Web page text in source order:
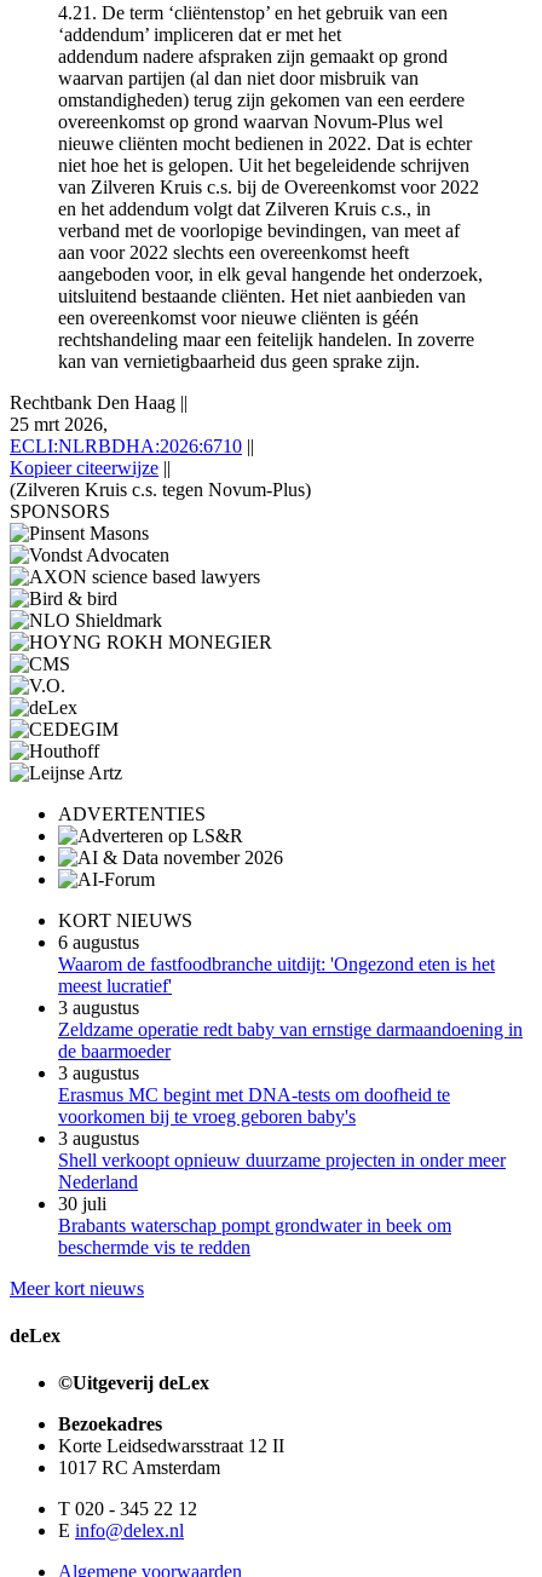
4.21. De term ‘cliëntenstop’ en het gebruik van een
‘addendum’ impliceren dat er met het
addendum nadere afspraken zijn gemaakt op grond
waarvan partijen (al dan niet door misbruik van
omstandigheden) terug zijn gekomen van een eerdere
overeenkomst op grond waarvan Novum-Plus wel
nieuwe cliënten mocht bedienen in 2022. Dat is echter
niet hoe het is gelopen. Uit het begeleidende schrijven
van Zilveren Kruis c.s. bij de Overeenkomst voor 2022
en het addendum volgt dat Zilveren Kruis c.s., in
verband met de voorlopige bevindingen, van meet af
aan voor 2022 slechts een overeenkomst heeft
aangeboden voor, in elk geval hangende het onderzoek,
uitsluitend bestaande cliënten. Het niet aanbieden van
een overeenkomst voor nieuwe cliënten is géén
rechtshandeling maar een feitelijk handelen. In zoverre
kan van vernietigbaarheid dus geen sprake zijn.
Rechtbank Den Haag ||
25 mrt 2026,
ECLI:NLRBDHA:2026:6710 ||
Kopieer citeerwijze ||
(Zilveren Kruis c.s. tegen Novum-Plus)
SPONSORS
ADVERTENTIES
KORT NIEUWS
6 augustus
Waarom de fastfoodbranche uitdijt: 'Ongezond eten is het
meest lucratief'
3 augustus
Zeldzame operatie redt baby van ernstige darmaandoening in
de baarmoeder
3 augustus
Erasmus MC begint met DNA-tests om doofheid te
voorkomen bij te vroeg geboren baby's
3 augustus
Shell verkoopt opnieuw duurzame projecten in onder meer
Nederland
30 juli
Brabants waterschap pompt grondwater in beek om
beschermde vis te redden
Meer kort nieuws
deLex
©Uitgeverij deLex
Bezoekadres
Korte Leidsedwarsstraat 12 II
1017 RC Amsterdam
T 020 - 345 22 12
E info@delex.nl
Algemene voorwaarden